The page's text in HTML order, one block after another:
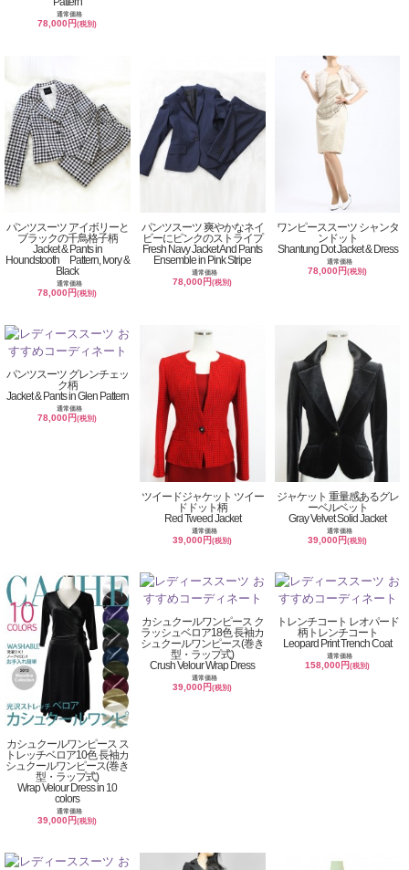
通常価格
78,000円(税別)
パンツスーツ アイボリーと
ブラックの千鳥格子柄
Jacket & Pants in
Houndstooth Pattern, Ivory &
Black
通常価格
78,000円(税別)
パンツスーツ 爽やかなネイ
ビーにピンクのストライプ
Fresh Navy Jacket And Pants
Ensemble in Pink Stripe
通常価格
78,000円(税別)
ワンピーススーツ シャンタ
ンドット
Shantung Dot Jacket & Dress
通常価格
78,000円(税別)
パンツスーツ グレンチェッ
ク柄
Jacket & Pants in Glen Pattern
通常価格
78,000円(税別)
ツイードジャケット ツイー
ドドット柄
Red Tweed Jacket
通常価格
39,000円(税別)
ジャケット 重量感あるグレ
ーベルベット
Gray Velvet Solid Jacket
通常価格
39,000円(税別)
カシュクールワンピース ス
トレッチベロア10色 長袖カ
シュクールワンピース(巻き
型・ラップ式)
Wrap Velour Dress in 10
colors
通常価格
39,000円(税別)
カシュクールワンピース ク
ラッシュベロア18色 長袖カ
シュクールワンピース(巻き
型・ラップ式)
Crush Velour Wrap Dress
通常価格
39,000円(税別)
トレンチコート レオパード
柄トレンチコート
Leopard Print Trench Coat
通常価格
158,000円(税別)